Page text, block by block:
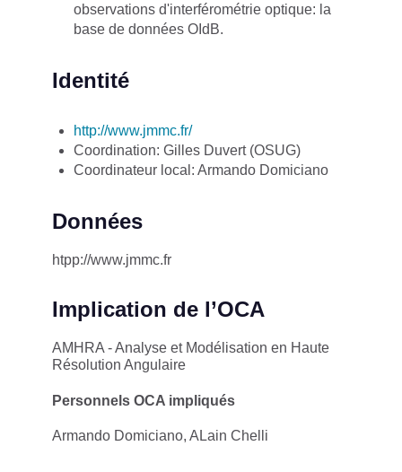
observations d'interférométrie optique: la
base de données OIdB.
Identité
http://www.jmmc.fr/
Coordination: Gilles Duvert (OSUG)
Coordinateur local: Armando Domiciano
Données
htpp://www.jmmc.fr
Implication de l’OCA
AMHRA - Analyse et Modélisation en Haute
Résolution Angulaire
Personnels OCA impliqués
Armando Domiciano, ALain Chelli